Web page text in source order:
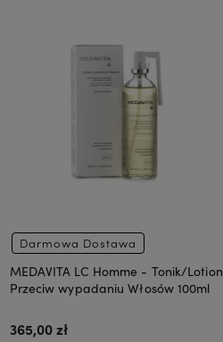
Darmowa Dostawa
MEDAVITA LC Homme - Tonik/Lotion
Przeciw wypadaniu Włosów 100ml
365,00 zł